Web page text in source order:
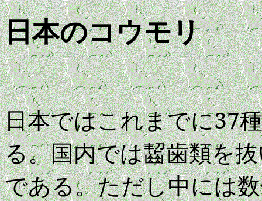
日本のコウモリ
日本ではこれまでに37
る。国内では齧歯類を
である。ただし中には